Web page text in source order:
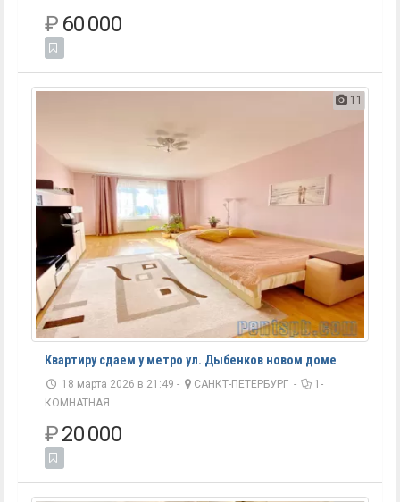
₽ 60 000
11
Квартиру сдаем у метро ул. Дыбенков новом доме
18 марта 2026 в 21:49 - САНКТ-ПЕТЕРБУРГ -
1-
КОМНАТНАЯ
₽20 000